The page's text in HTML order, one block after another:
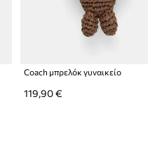
Coach μπρελόκ γυναικείο
119,90 €